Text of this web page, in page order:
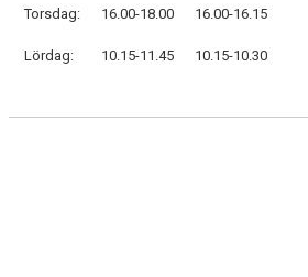
Torsdag: 16.00-18.00 16.00-16.15
Lördag: 10.15-11.45 10.15-10.30